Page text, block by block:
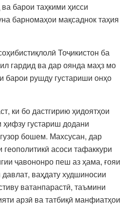
барои таҳкими ҳисси
барномаҳои мақсаднок таҳия
Тоҷикистон ба
гардид ва дар оянда маҳз мо
барои рушду густариши онҳо
ки бо дастгирию ҳидоятҳои
густариш додани
бошем. Махсусан, дар
асоси тафаккури
ҷавононро пеш аз ҳама, ғояи
ваҳдату худшиносии
ватанпарастӣ, таъмини
арзӣ ва татбиқӣ манфиатҳои